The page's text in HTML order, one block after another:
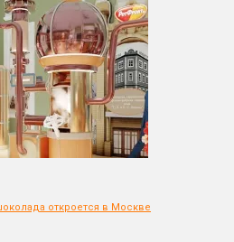
откроется в Москве